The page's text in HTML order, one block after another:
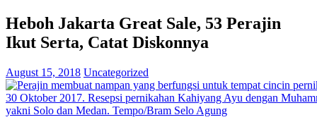
Heboh Jakarta Great Sale, 53 Perajin
Ikut Serta, Catat Diskonnya
August 15, 2018 Uncategorized